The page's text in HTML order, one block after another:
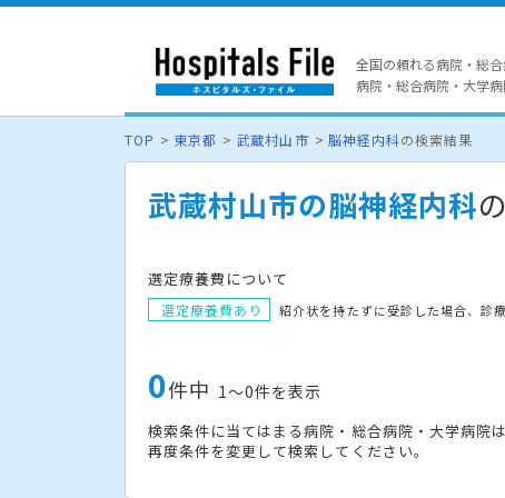
全国の頼れる病院・総
病院・総合病院・大学
TOP 東京都 武蔵村山市 脳神経内科の検索結果
武蔵村山市の脳神経内科
選定療養費について
選定療養費あり
紹介状を持たずに受診した場合、診
0件中 1〜0件を表示
検索条件に当てはまる病院・総合病院・大学病院
再度条件を変更して検索してください。